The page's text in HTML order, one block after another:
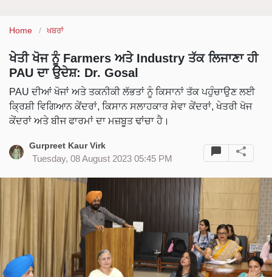
Home ਖਬਰਾਂ
ਖੇਤੀ ਖੋਜ ਨੂੰ Farmers ਅਤੇ Industry ਤੱਕ ਲਿਜਾਣਾ ਹੀ
PAU ਦਾ ਉਦੇਸ਼: Dr. Gosal
PAU ਦੀਆਂ ਖੋਜਾਂ ਅਤੇ ਤਕਨੀਕੀ ਲੱਭਤਾਂ ਨੂੰ ਕਿਸਾਨਾਂ ਤੱਕ ਪਹੁੰਚਾਉਣ ਲਈ
ਕ੍ਰਿਸ਼ੀ ਵਿਗਿਆਨ ਕੇਂਦਰਾਂ, ਕਿਸਾਨ ਸਲਾਹਕਾਰ ਸੇਵਾ ਕੇਂਦਰਾਂ, ਖੇਤਰੀ ਖੋਜ
ਕੇਂਦਰਾਂ ਅਤੇ ਬੀਜ ਫਾਰਮਾਂ ਦਾ ਮਜ਼ਬੂਤ ਢਾਂਚਾ ਹੈ।
Gurpreet Kaur Virk
Tuesday, 08 August 2023 05:45 PM